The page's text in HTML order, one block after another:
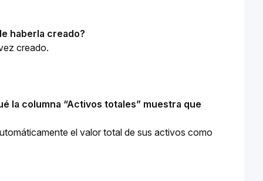
haberla creado?
creado.
la columna “Activos totales” muestra que
el valor total de sus activos como